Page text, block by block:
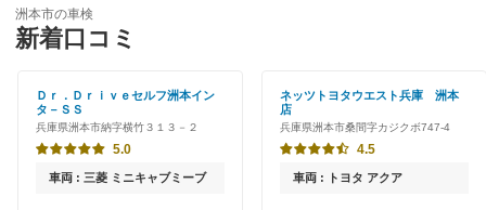
赤穂市
朝来市
芦屋市
尼崎市
淡路市
新車初回割りあり
クレジットカードOK
土日祝OK
「車検の速太郎」
チャレンジ車検
車検のコバック
出光興産「らくらく安心車検」
洲本市の車検
新着口コミ
Ｄｒ．Ｄｒｉｖｅセルフ洲本イン
タ－ＳＳ
兵庫県洲本市納字横竹３１３－２
5.0
車両 : 三菱 ミニキャブミーブ
ネッツトヨタウエスト兵庫 洲本
店
兵庫県洲本市桑間字カジクボ747-4
4.5
車両 : トヨタ アクア